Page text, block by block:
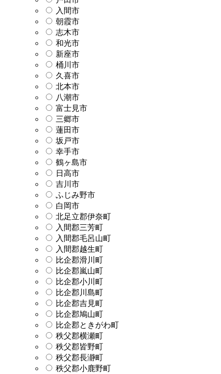
入間市
朝霞市
志木市
和光市
新座市
桶川市
久喜市
北本市
八潮市
富士見市
三郷市
蓮田市
坂戸市
幸手市
鶴ヶ島市
日高市
吉川市
ふじみ野市
白岡市
北足立郡伊奈町
入間郡三芳町
入間郡毛呂山町
入間郡越生町
比企郡滑川町
比企郡嵐山町
比企郡小川町
比企郡川島町
比企郡吉見町
比企郡鳩山町
比企郡ときがわ町
秩父郡横瀬町
秩父郡皆野町
秩父郡長瀞町
秩父郡小鹿野町